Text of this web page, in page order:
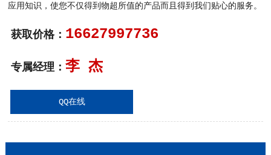
应用知识，使您不仅得到物超所值的产品而且得到我们贴心的服务。
获取价格： 16627997736
专属经理：李 杰
QQ在线